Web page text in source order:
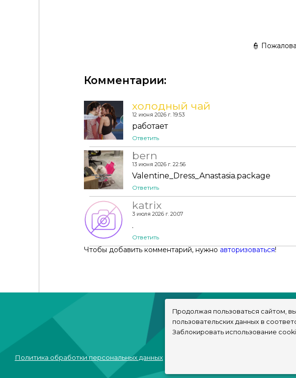
Платье - Alma Dress
👮
Комментарии:
холодный чай
12 июня 2026 г. 19:53
работает
Ответить
bern
13 июня 2026 г. 22:56
Valentine_Dress_Anastasia.package
Ответить
katrix
3 июля 2026 г. 20:07
.
Ответить
Чтобы добавить комментарий, нужно авторизоваться!
Политика обработки персональных данных
Продолжая пользоваться сайтом,
пользовательских данных в
Заблокировать использование